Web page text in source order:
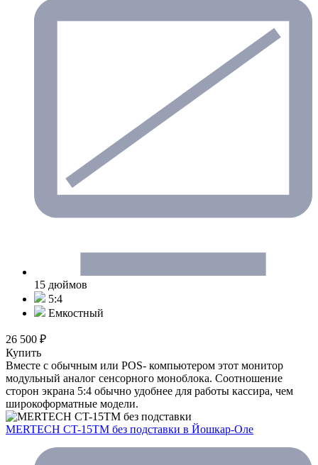
15 дюймов
5:4
Емкостный
26 500 ₽
Купить
Вместе с обычным или POS- компьютером этот монитор
модульный аналог сенсорного моноблока. Соотношение
сторон экрана 5:4 обычно удобнее для работы кассира, чем
широкоформатные модели.
MERTECH CT-15ТM без подставки в Йошкар-Оле